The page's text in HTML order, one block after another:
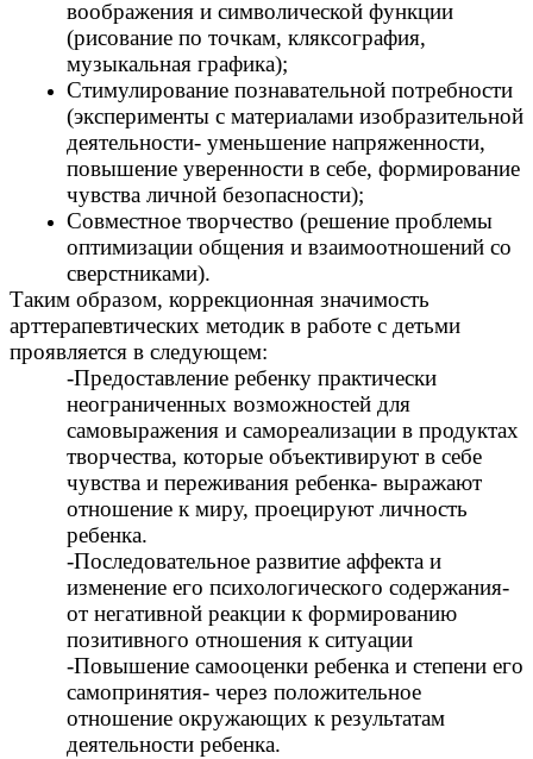
воображения и символической функции
(рисование по точкам, кляксография,
музыкальная графика);
Стимулирование познавательной потребности
(эксперименты с материалами изобразительной
деятельности- уменьшение напряженности,
повышение уверенности в себе, формирование
чувства личной безопасности);
Совместное творчество (решение проблемы
оптимизации общения и взаимоотношений со
сверстниками).
Таким образом, коррекционная значимость
арттерапевтических методик в работе с детьми
проявляется в следующем:
-Предоставление ребенку практически
неограниченных возможностей для
самовыражения и самореализации в продуктах
творчества, которые объективируют в себе
чувства и переживания ребенка- выражают
отношение к миру, проецируют личность
ребенка.
-Последовательное развитие аффекта и
изменение его психологического содержания-
от негативной реакции к формированию
позитивного отношения к ситуации
-Повышение самооценки ребенка и степени его
самопринятия- через положительное
отношение окружающих к результатам
деятельности ребенка.